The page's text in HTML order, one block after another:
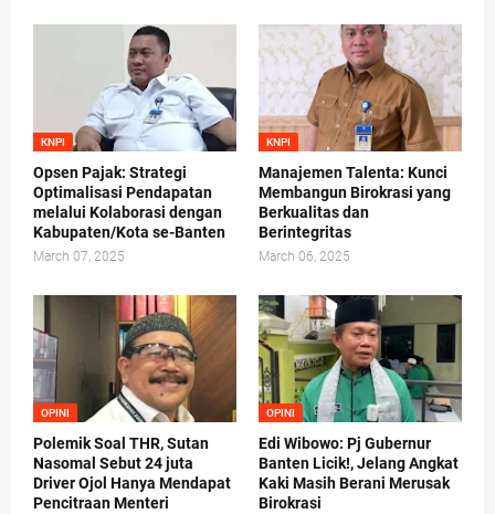
KNPI
Opsen Pajak: Strategi
Optimalisasi Pendapatan
melalui Kolaborasi dengan
Kabupaten/Kota se-Banten
March 07, 2025
KNPI
Manajemen Talenta: Kunci
Membangun Birokrasi yang
Berkualitas dan
Berintegritas
March 06, 2025
OPINI
Polemik Soal THR, Sutan
Nasomal Sebut 24 juta
Driver Ojol Hanya Mendapat
Pencitraan Menteri
OPINI
Edi Wibowo: Pj Gubernur
Banten Licik!, Jelang Angkat
Kaki Masih Berani Merusak
Birokrasi